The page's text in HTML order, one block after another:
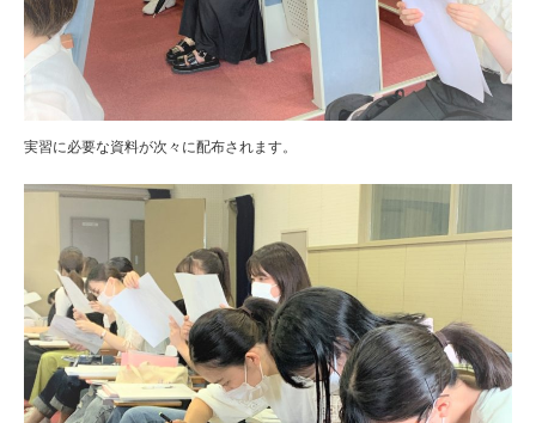
実習に必要な資料が次々に配布されます。